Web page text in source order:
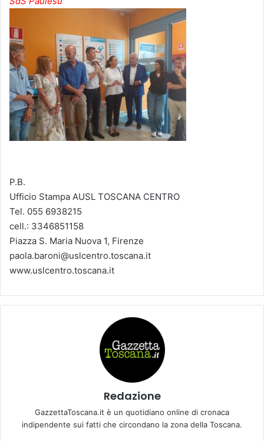
P.B.
Ufficio Stampa AUSL TOSCANA CENTRO
Tel. 055 6938215
cell.: 3346851158
Piazza S. Maria Nuova 1, Firenze
paola.baroni@uslcentro.toscana.it
www.uslcentro.toscana.it
Redazione
GazzettaToscana.it è un quotidiano online di cronaca
indipendente sui fatti che circondano la zona della Toscana.